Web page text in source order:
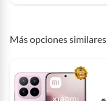
Conectividad celular
Cámara principal
Más opciones similares